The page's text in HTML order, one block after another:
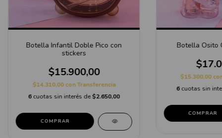
Botella Infantil Doble Pico con
stickers
$15.900,00
$14.310,00conTransferencia
6cuotas sin interés de$2.650,00
COMPRAR
Botella Osito
$15.300,00
6 cuotas sin
COMPRAR